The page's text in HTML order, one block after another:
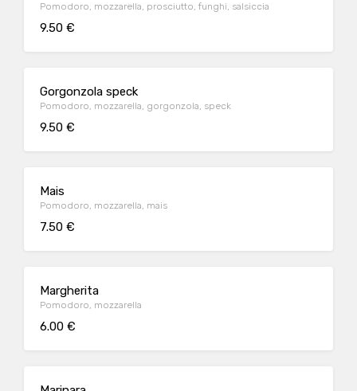
Pomodoro, mozzarella, prosciutto, funghi, salsiccia
9.50 €
Gorgonzola speck
Pomodoro, mozzarella, gorgonzola, speck
9.50 €
Mais
Pomodoro, mozzarella, mais
7.50 €
Margherita
Pomodoro, mozzarella
6.00 €